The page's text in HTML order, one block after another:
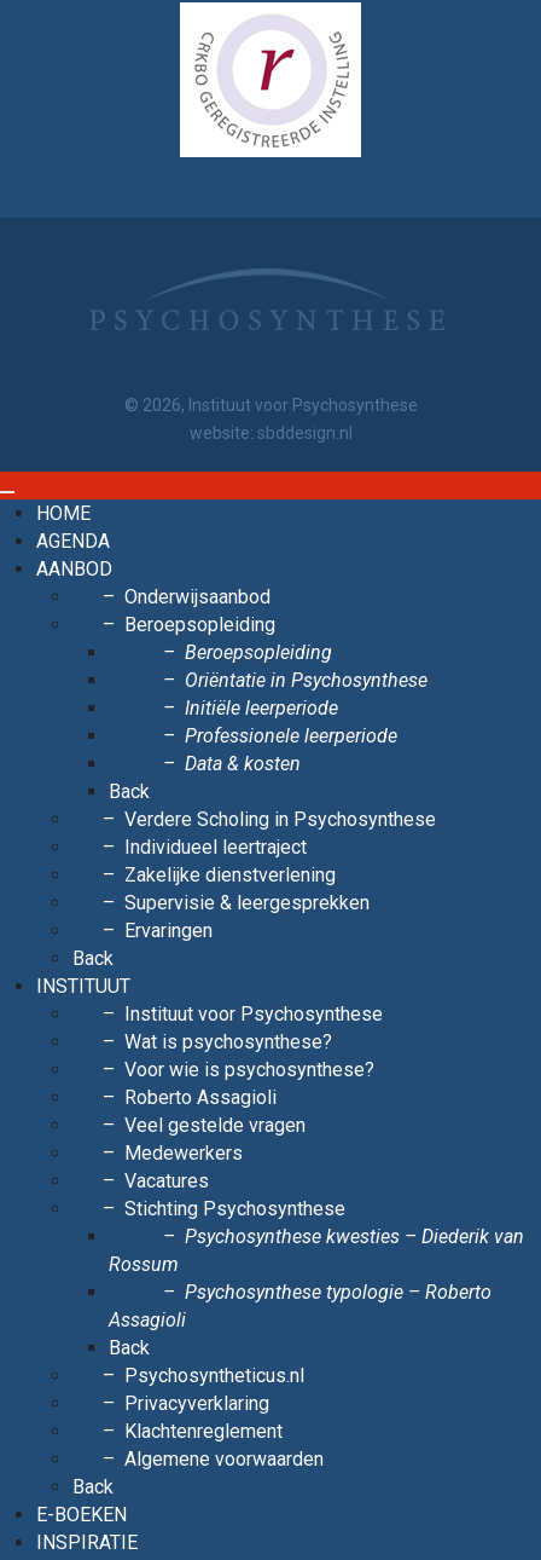
© 2026, Instituut voor Psychosynthese
website: sbddesign.nl
HOME
AGENDA
AANBOD
Onderwijsaanbod
Beroepsopleiding
Beroepsopleiding
Oriëntatie in Psychosynthese
Initiële leerperiode
Professionele leerperiode
Data & kosten
Back
Verdere Scholing in Psychosynthese
Individueel leertraject
Zakelijke dienstverlening
Supervisie & leergesprekken
Ervaringen
Back
INSTITUUT
Instituut voor Psychosynthese
Wat is psychosynthese?
Voor wie is psychosynthese?
Roberto Assagioli
Veel gestelde vragen
Medewerkers
Vacatures
Stichting Psychosynthese
Psychosynthese kwesties – Diederik van
Rossum
Psychosynthese typologie – Roberto
Assagioli
Back
Psychosyntheticus.nl
Privacyverklaring
Klachtenreglement
Algemene voorwaarden
Back
E-BOEKEN
INSPIRATIE